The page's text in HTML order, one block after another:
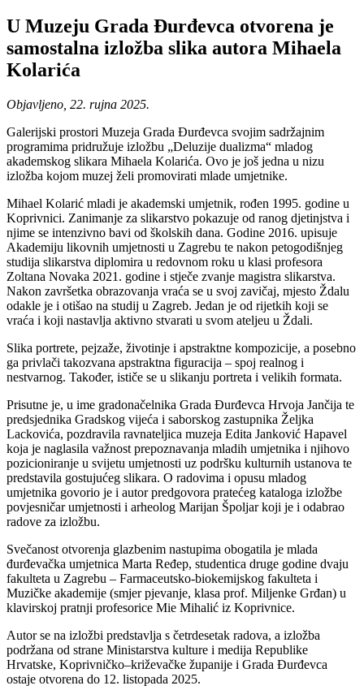
U Muzeju Grada Đurđevca otvorena je
samostalna izložba slika autora Mihaela
Kolarića
Objavljeno, 22. rujna 2025.
Galerijski prostori Muzeja Grada Đurđevca svojim sadržajnim
programima pridružuje izložbu „Deluzije dualizma“ mladog
akademskog slikara Mihaela Kolarića. Ovo je još jedna u nizu
izložba kojom muzej želi promovirati mlade umjetnike.
Mihael Kolarić mladi je akademski umjetnik, rođen 1995. godine u
Koprivnici. Zanimanje za slikarstvo pokazuje od ranog djetinjstva i
njime se intenzivno bavi od školskih dana. Godine 2016. upisuje
Akademiju likovnih umjetnosti u Zagrebu te nakon petogodišnjeg
studija slikarstva diplomira u redovnom roku u klasi profesora
Zoltana Novaka 2021. godine i stječe zvanje magistra slikarstva.
Nakon završetka obrazovanja vraća se u svoj zavičaj, mjesto Ždalu
odakle je i otišao na studij u Zagreb. Jedan je od rijetkih koji se
vraća i koji nastavlja aktivno stvarati u svom ateljeu u Ždali.
Slika portrete, pejzaže, životinje i apstraktne kompozicije, a posebno
ga privlači takozvana apstraktna figuracija – spoj realnog i
nestvarnog. Također, ističe se u slikanju portreta i velikih formata.
Prisutne je, u ime gradonačelnika Grada Đurđevca Hrvoja Jančija te
predsjednika Gradskog vijeća i saborskog zastupnika Željka
Lackovića, pozdravila ravnateljica muzeja Edita Janković Hapavel
koja je naglasila važnost prepoznavanja mladih umjetnika i njihovo
pozicioniranje u svijetu umjetnosti uz podršku kulturnih ustanova te
predstavila gostujućeg slikara. O radovima i opusu mladog
umjetnika govorio je i autor predgovora pratećeg kataloga izložbe
povjesničar umjetnosti i arheolog Marijan Špoljar koji je i odabrao
radove za izložbu.
Svečanost otvorenja glazbenim nastupima obogatila je mlada
đurđevačka umjetnica Marta Ređep, studentica druge godine dvaju
fakulteta u Zagrebu – Farmaceutsko-biokemijskog fakulteta i
Muzičke akademije (smjer pjevanje, klasa prof. Miljenke Grđan) u
klavirskoj pratnji profesorice Mie Mihalić iz Koprivnice.
Autor se na izložbi predstavlja s četrdesetak radova, a izložba
podržana od strane Ministarstva kulture i medija Republike
Hrvatske, Koprivničko–križevačke županije i Grada Đurđevca
ostaje otvorena do 12. listopada 2025.